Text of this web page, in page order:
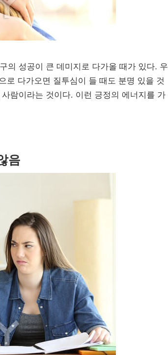
의 성공이 큰 데미지로 다가올 때가 있다. 우
로 다가오면 질투심이 들 때도 분명 있을 것
람이라는 것이다. 이런 긍정의 에너지를 가
음